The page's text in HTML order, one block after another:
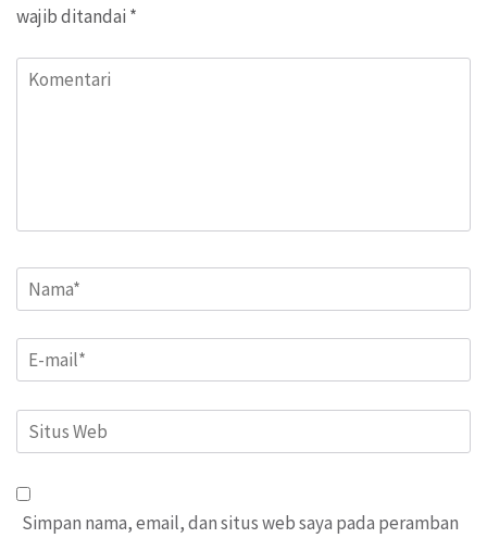
wajib ditandai *
Komentari
Name*
Email*
Situs
Web
Simpan nama, email, dan situs web saya pada peramban